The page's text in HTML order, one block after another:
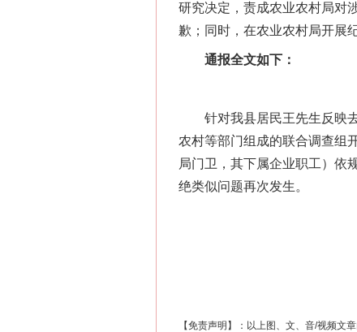
研究决定，责成农业农村局对
歉；同时，在农业农村局开展
通报全文如下：
针对我县居民王先生反映去
农村等部门组成的联合调查组
局门卫，其下属企业职工）依
绝类似问题再次发生。
【免责声明】：以上图、文、音/视频文